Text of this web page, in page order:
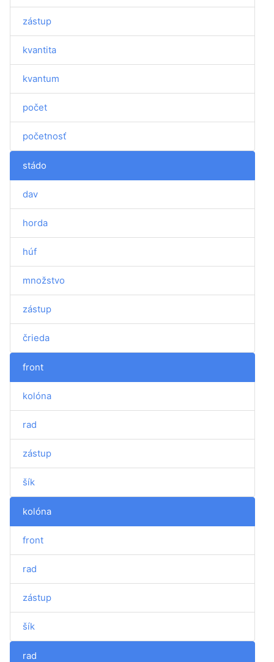
zástup
kvantita
kvantum
počet
početnosť
stádo
dav
horda
húf
množstvo
zástup
črieda
front
kolóna
rad
zástup
šík
kolóna
front
rad
zástup
šík
rad